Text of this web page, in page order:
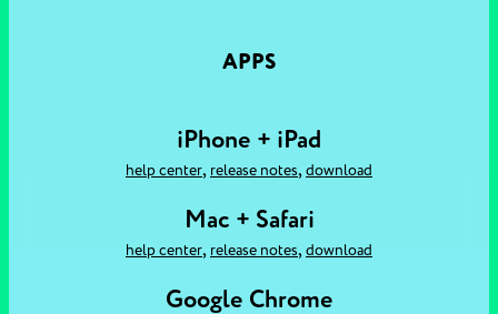
APPS
iPhone + iPad
help center, release notes, download
Mac + Safari
help center, release notes, download
Google Chrome